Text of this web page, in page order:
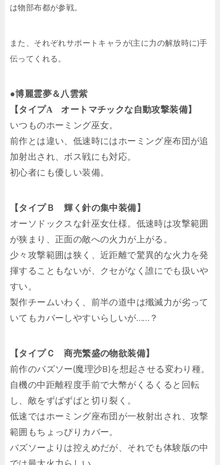
は物部布都が参戦。
また、それぞれサポートキャラが(主に力の解放時に)手
伝ってくれる。
●博麗霊夢＆八雲紫
【タイプA オートマチックな自動攻撃装備】
いつものホーミング巫女。
前作とは違い、低速時にはホーミング座布団が追
加射出され、ボス戦にも対応。
初心者にも優しい装備。
【タイプＢ 輝く針の集中装備】
オーソドックスな針巫女仕様。低速時は攻撃範囲
が狭まり、正面の敵への火力が上がる。
少々攻撃範囲は狭く、近距離で驚異的な火力を発
揮することもないが、クセがなく誰にでも扱いや
すい。
製作チームいわく、前半の道中は殲滅力が劣って
いてもカバーしやすいらしいが……？
【タイプＣ 商売繁盛の物欲装備】
前作のバズソー(魔理沙B)を想起させる変わり種。
自機の中距離程度手前で大幣がくるくると回転
し、敵をずばずばと切り裂く。
低速ではホーミング座布団が一枚射出され、攻撃
範囲もちょっぴりカバー。
バズソーよりは控えめだが、それでも体験版の中